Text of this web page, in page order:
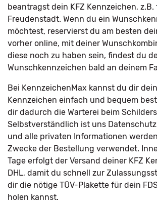
beantragst dein KFZ Kennzeichen, z.B.
Freudenstadt. Wenn du ein
möchtest, reservierst du am besten
vorher online, mit deiner
diese noch zu haben sein, findest du
Wunschkennzeichen bald an deinem
Bei KennzeichenMax kannst du dir
Kennzeichen einfach und bequem
dir dadurch die Warterei beim
Selbstverständlich ist uns
und alle privaten Informationen
Zwecke der Bestellung verwendet.
Tage erfolgt der Versand deiner KFZ
DHL, damit du schnell zur
dir die nötige TÜV-Plakette für dein
holen kannst.